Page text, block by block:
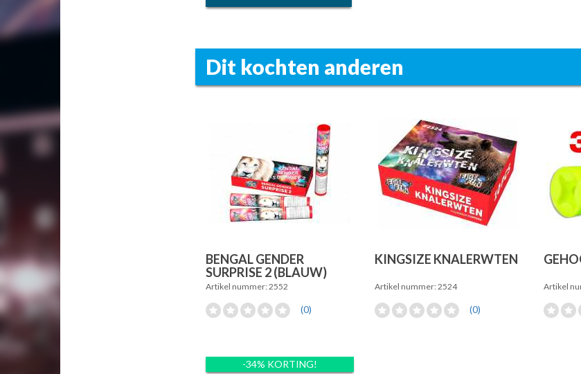
Dit kochten anderen
BENGAL GENDER
SURPRISE 2 (BLAUW)
Artikel nummer: 2552
(0)
-34% KORTING!
KINGSIZE KNALERWTEN
Artikel nummer: 2524
(0)
Artikel